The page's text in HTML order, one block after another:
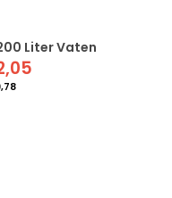
Liter Vaten